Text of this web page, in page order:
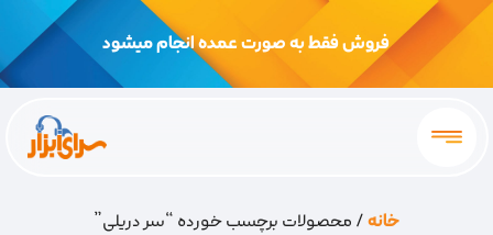
فروش فقط به صورت عمده انجام میشود
خانه/ محصولات برچسب خورده “سر دریلی”